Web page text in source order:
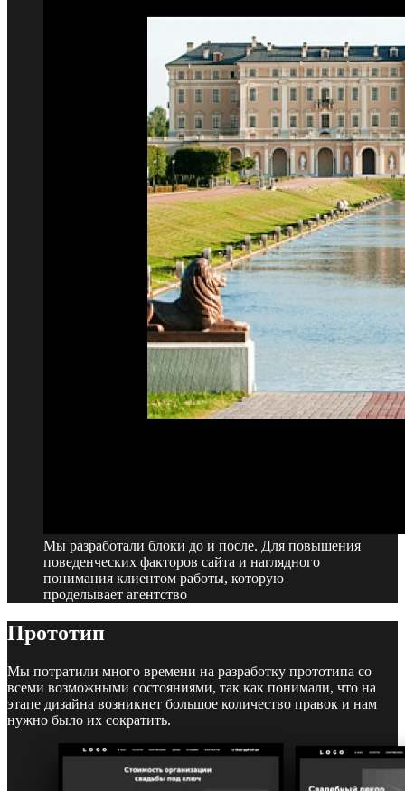
Мы разработали блоки до и после. Для повышения
поведенческих факторов сайта и наглядного
понимания клиентом работы, которую
проделывает агентство
Прототип
Мы потратили много времени на разработку прототипа со
всеми возможными состояниями, так как понимали, что на
этапе дизайна возникнет большое количество правок и нам
нужно было их сократить.